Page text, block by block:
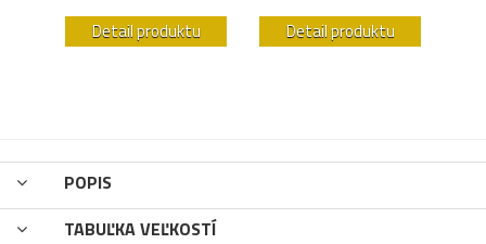
Detail produktu Detail produktu
POPIS
TABUĽKA VEĽKOSTÍ